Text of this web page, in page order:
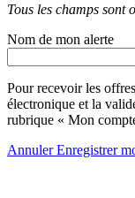
Tous les champs sont
Nom de mon alerte
Pour recevoir les
électronique et la
rubrique « Mon
AnnulerEnregistrer